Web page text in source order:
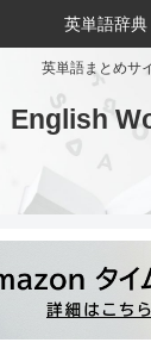
英単語まとめサ
English
英単語辞典